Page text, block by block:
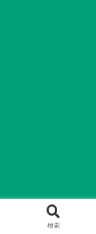
検索